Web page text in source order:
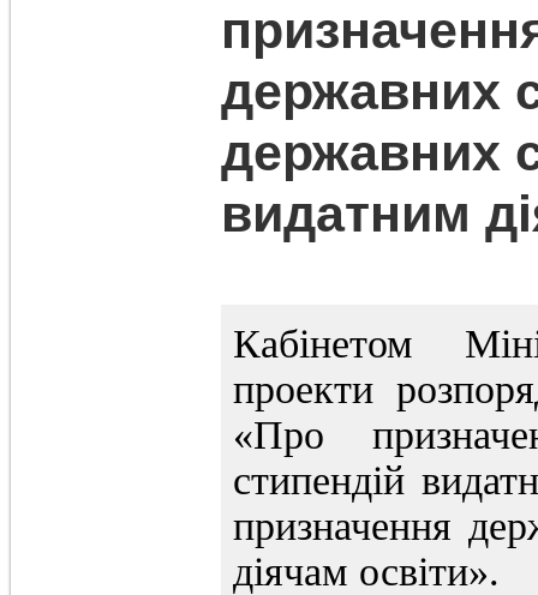
державних
державних
видатним
Кабінетом
проекти
«Про
стипендій
призначення
діячам освіти».